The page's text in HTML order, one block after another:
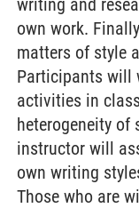
writing and
own work.
matters of style
Participants will
activities in
heterogeneity of
instructor will
own writing
Those who are